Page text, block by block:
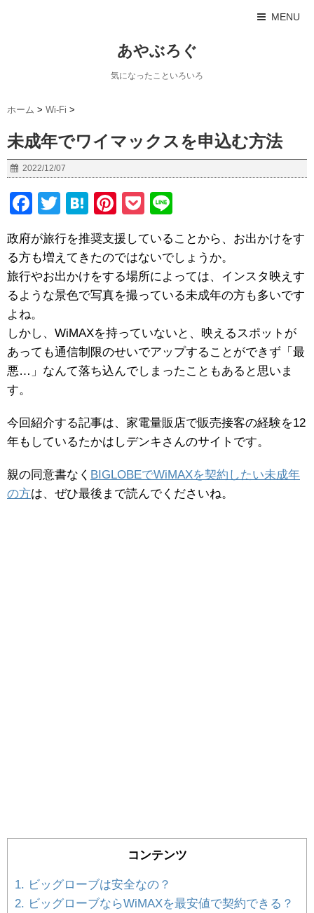
MENU
あやぶろぐ
気になったこといろいろ
ホーム > Wi-Fi >
未成年でワイマックスを申込む方法
2022/12/07
F
c
e
b
o
o
k
T
tt
er
H
e
n
a
Pi
er
e
st
P
ck
et
e
政府が旅行を推奨支援していることから、お出かけをす
る方も増えてきたのではないでしょうか。
旅行やお出かけをする場所によっては、インスタ映えす
るような景色で写真を撮っている未成年の方も多いです
よね。
しかし、WiMAXを持っていないと、映えるスポットが
あっても通信制限のせいでアップすることができず「最
悪…」なんて落ち込んでしまったこともあると思いま
す。
今回紹介する記事は、家電量販店で販売接客の経験を12
年もしているたかはしデンキさんのサイトです。
親の同意書なく BIGLOBEでWiMAXを契約したい未成年
の方は、ぜひ最後まで読んでくださいね。
コンテンツ
1. ビッグローブは安全なの？
2. ビッグローブならWiMAXを最安値で契約できる？